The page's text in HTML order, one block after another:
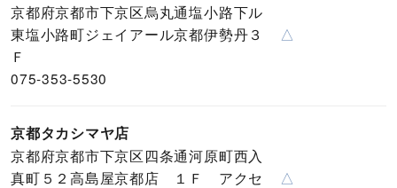
京都府京都市下京区烏丸通塩小路下ル
東塩小路町ジェイアール京都伊勢丹３
Ｆ
075-353-5530
△
京都タカシマヤ店
京都府京都市下京区四条通河原町西入
真町５２高島屋京都店 １Ｆ アクセ
△